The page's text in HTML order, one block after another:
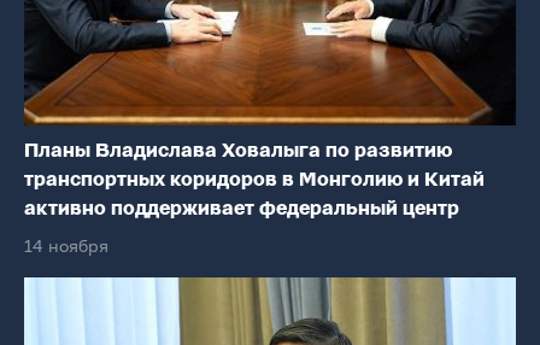
Планы Владислава Ховалыга по развитию
транспортных коридоров в Монголию и Китай
активно поддерживает федеральный центр
14 ноября